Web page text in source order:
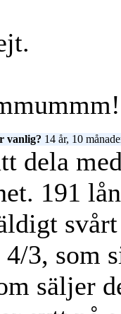
vanlig? 14 år, 10
dela
191
3, som
säljer